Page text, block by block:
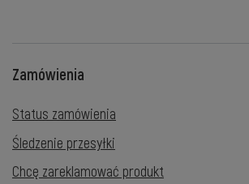
Zamówienia
Status zamówienia
Śledzenie przesyłki
Chcę zareklamować produkt